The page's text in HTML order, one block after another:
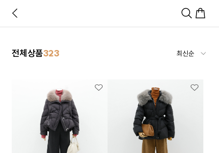
전체상품323